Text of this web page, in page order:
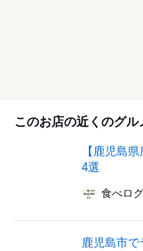
このお店の近くのグル
【鹿児島
4選
食べロ
鹿児島市